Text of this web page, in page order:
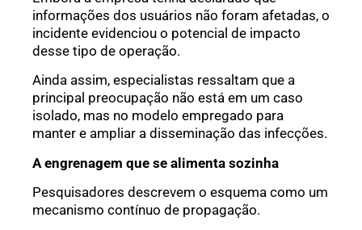
informações dos usuários não foram afetadas, o
incidente evidenciou o potencial de impacto
desse tipo de operação.
Ainda assim, especialistas ressaltam que a
principal preocupação não está em um caso
isolado, mas no modelo empregado para
manter e ampliar a disseminação das infecções.
A engrenagem que se alimenta sozinha
Pesquisadores descrevem o esquema como um
mecanismo contínuo de propagação.